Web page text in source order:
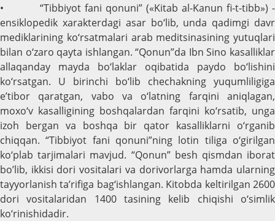
• “Tibbiyot fani qonuni” («Kitab al-Kanun fi-t-tibb») -
ensiklopedik xarakterdagi asar bo‘lib, unda qadimgi davr
mediklarining ko‘rsatmalari arab meditsinasining yutuqlari
bilan o‘zaro qayta ishlangan. “Qonun”da Ibn Sino kasalliklar
allaqanday mayda bo‘laklar oqibatida paydo bo‘lishini
ko‘rsatgan. U birinchi bo‘lib chechakning yuqumliligiga
e’tibor qaratgan, vabo va o‘latning farqini aniqlagan,
moxo‘v kasalligining boshqalardan farqini ko‘rsatib, unga
izoh bergan va boshqa bir qator kasalliklarni o‘rganib
chiqqan. “Tibbiyot fani qonuni”ning lotin tiliga o‘girilgan
ko‘plab tarjimalari mavjud. “Qonun” besh qismdan iborat
bo’lib, ikkisi dori vositalari va dorivorlarga hamda ularning
tayyorlanish ta’rifiga bag‘ishlangan. Kitobda keltirilgan 2600
dori vositalaridan 1400 tasining kelib chiqishi o‘simlik
ko‘rinishidadir.